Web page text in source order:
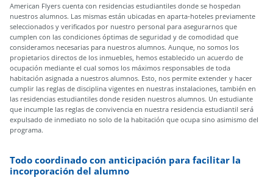
American Flyers cuenta con residencias estudiantiles donde se hospedan
nuestros alumnos. Las mismas están ubicadas en aparta-hoteles previamente
seleccionados y verificados por nuestro personal para asegurarnos que
cumplen con las condiciones óptimas de seguridad y de comodidad que
consideramos necesarias para nuestros alumnos. Aunque, no somos los
propietarios directos de los inmuebles, hemos establecido un acuerdo de
ocupación mediante el cual somos los máximos responsables de toda
habitación asignada a nuestros alumnos. Esto, nos permite extender y hacer
cumplir las reglas de disciplina vigentes en nuestras instalaciones, también en
las residencias estudiantiles donde residen nuestros alumnos. Un estudiante
que incumple las reglas de convivencia en nuestra residencia estudiantil será
expulsado de inmediato no solo de la habitación que ocupa sino asimismo del
programa.
Todo coordinado con anticipación para facilitar la
incorporación del alumno